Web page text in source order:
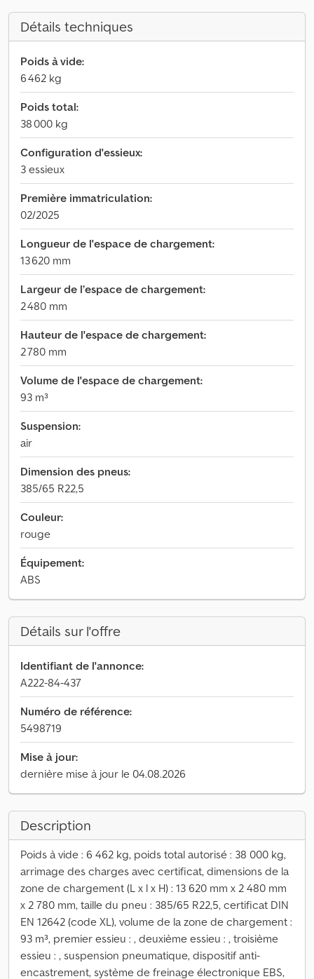
Détails techniques
Poids à vide:
6 462 kg
Poids total:
38 000 kg
Configuration d'essieux:
3 essieux
Première immatriculation:
02/2025
Longueur de l'espace de chargement:
13 620 mm
Largeur de l’espace de chargement:
2 480 mm
Hauteur de l'espace de chargement:
2 780 mm
Volume de l'espace de chargement:
93 m³
Suspension:
air
Dimension des pneus:
385/65 R22,5
Couleur:
rouge
Équipement:
ABS
Détails sur l'offre
Identifiant de l'annonce:
A222-84-437
Numéro de référence:
5498719
Mise à jour:
dernière mise à jour le 04.08.2026
Description
Poids à vide : 6 462 kg, poids total autorisé : 38 000 kg,
arrimage des charges avec certificat, dimensions de la
zone de chargement (L x l x H) : 13 620 mm x 2 480 mm
x 2 780 mm, taille du pneu : 385/65 R22,5, certificat DIN
EN 12642 (code XL), volume de la zone de chargement :
93 m³, premier essieu : , deuxième essieu : , troisième
essieu : , suspension pneumatique, dispositif anti-
encastrement, système de freinage électronique EBS,